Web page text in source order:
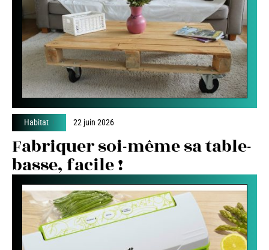
Habitat 22 juin 2026
Fabriquer soi-même sa table-
basse, facile !